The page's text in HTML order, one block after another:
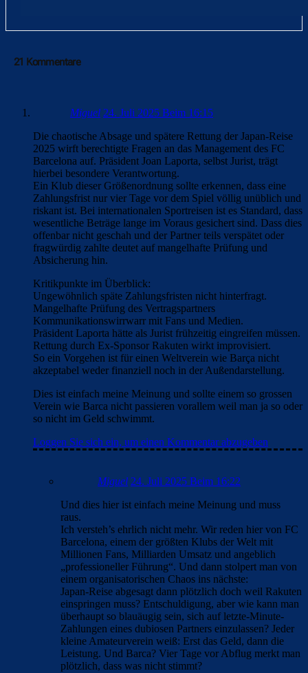
21 Kommentare
Miguel 24. Juli 2025 Beim 16:15
Die chaotische Absage und spätere Rettung der Japan-Reise
2025 wirft berechtigte Fragen an das Management des FC
Barcelona auf. Präsident Joan Laporta, selbst Jurist, trägt
hierbei besondere Verantwortung.
Ein Klub dieser Größenordnung sollte erkennen, dass eine
Zahlungsfrist nur vier Tage vor dem Spiel völlig unüblich und
riskant ist. Bei internationalen Sportreisen ist es Standard, dass
wesentliche Beträge lange im Voraus gesichert sind. Dass dies
offenbar nicht geschah und der Partner teils verspätet oder
fragwürdig zahlte deutet auf mangelhafte Prüfung und
Absicherung hin.
Kritikpunkte im Überblick:
Ungewöhnlich späte Zahlungsfristen nicht hinterfragt.
Mangelhafte Prüfung des Vertragspartners
Kommunikationswirrwarr mit Fans und Medien.
Präsident Laporta hätte als Jurist frühzeitig eingreifen müssen.
Rettung durch Ex-Sponsor Rakuten wirkt improvisiert.
So ein Vorgehen ist für einen Weltverein wie Barça nicht
akzeptabel weder finanziell noch in der Außendarstellung.
Dies ist einfach meine Meinung und sollte einem so grossen
Verein wie Barca nicht passieren vorallem weil man ja so oder
so nicht im Geld schwimmt.
Loggen Sie sich ein, um einen Kommentar abzugeben
Miguel 24. Juli 2025 Beim 16:22
Und dies hier ist einfach meine Meinung und muss
raus.
Ich versteh’s ehrlich nicht mehr. Wir reden hier von FC
Barcelona, einem der größten Klubs der Welt mit
Millionen Fans, Milliarden Umsatz und angeblich
„professioneller Führung“. Und dann stolpert man von
einem organisatorischen Chaos ins nächste:
Japan-Reise abgesagt dann plötzlich doch weil Rakuten
einspringen muss? Entschuldigung, aber wie kann man
überhaupt so blauäugig sein, sich auf letzte-Minute-
Zahlungen eines dubiosen Partners einzulassen? Jeder
kleine Amateurverein weiß: Erst das Geld, dann die
Leistung. Und Barca? Vier Tage vor Abflug merkt man
plötzlich, dass was nicht stimmt?